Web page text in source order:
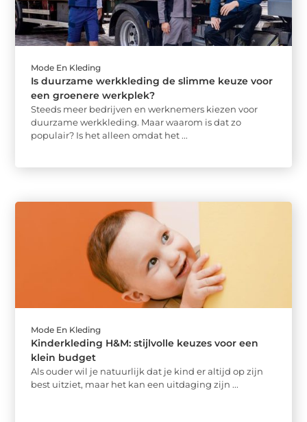
Mode En Kleding
Is duurzame werkkleding de slimme keuze voor
een groenere werkplek?
Steeds meer bedrijven en werknemers kiezen voor
duurzame werkkleding. Maar waarom is dat zo
populair? Is het alleen omdat het ...
Mode En Kleding
Kinderkleding H&M: stijlvolle keuzes voor een
klein budget
Als ouder wil je natuurlijk dat je kind er altijd op zijn
best uitziet, maar het kan een uitdaging zijn ...